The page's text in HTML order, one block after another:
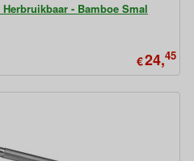
- Bamboe Smal
€24,45